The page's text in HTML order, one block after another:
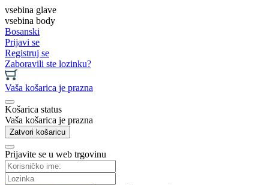
vsebina glave
vsebina body
Bosanski
Prijavi se
Registruj se
Zaboravili ste lozinku?
Vaša košarica je prazna
Košarica status
Vaša košarica je prazna
Zatvori košaricu
Prijavite se u web trgovinu